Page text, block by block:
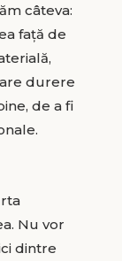
câteva:
față de
durere
de a fi
Nu vor
dintre